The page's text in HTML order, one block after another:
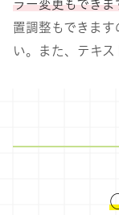
ラー変更もできま
置調整もできま
い。また、テキス